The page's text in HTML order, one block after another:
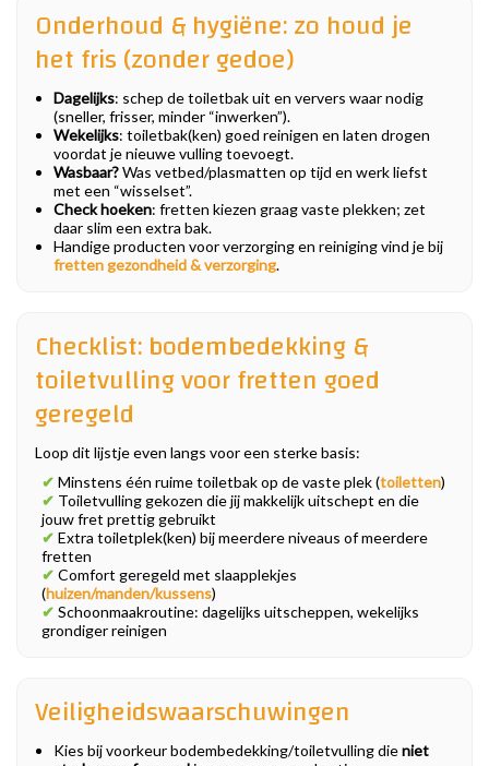
Onderhoud & hygiëne: zo houd je
het fris (zonder gedoe)
Dagelijks: schep de toiletbak uit en ververs waar nodig
(sneller, frisser, minder “inwerken”).
Wekelijks: toiletbak(ken) goed reinigen en laten drogen
voordat je nieuwe vulling toevoegt.
Wasbaar?Was vetbed/plasmatten op tijd en werk liefst
met een “wisselset”.
Check hoeken: fretten kiezen graag vaste plekken; zet
daar slim een extra bak.
Handige producten voor verzorging en reiniging vind je bij
fretten gezondheid & verzorging.
Checklist: bodembedekking &
toiletvulling voor fretten goed
geregeld
Loop dit lijstje even langs voor een sterke basis:
✔ Minstens één ruime toiletbak op de vaste plek (toiletten)
✔ Toiletvulling gekozen die jij makkelijk uitschept en die
jouw fret prettig gebruikt
✔ Extra toiletplek(ken) bij meerdere niveaus of meerdere
fretten
✔ Comfort geregeld met slaapplekjes
(huizen/manden/kussens)
✔ Schoonmaakroutine: dagelijks uitscheppen, wekelijks
grondiger reinigen
Veiligheidswaarschuwingen
Kies bij voorkeur bodembedekking/toiletvulling dieniet